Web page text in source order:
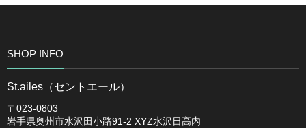
SHOP INFO
St.ailes（セントエール）
〒023-0803
岩手県奥州市水沢田小路91-2 XYZ水沢日高内